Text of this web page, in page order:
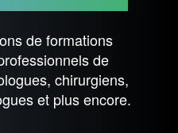
de formations
de
chirurgiens,
et plus encore.